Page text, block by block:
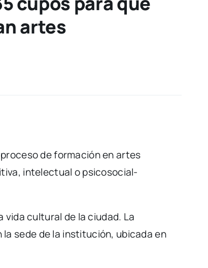
artes
de formación en artes
intelectual o psicosocial-
cultural de la ciudad. La
sede de la institución, ubicada en